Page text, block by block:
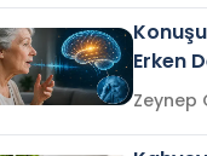
Erken
Olabilir